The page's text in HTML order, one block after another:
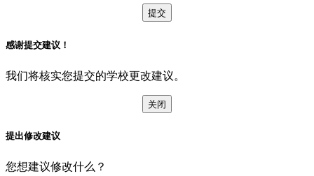
提交
感谢提交建议！
我们将核实您提交的学校更改建议。
关闭
提出修改建议
您想建议修改什么？